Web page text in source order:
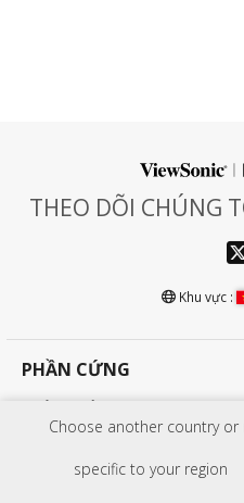
Choose another country
specific to your region
THEO DÕI CHÚNG
Khu vực :
PHẦN CỨNG